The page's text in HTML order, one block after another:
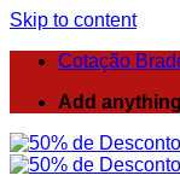
Skip to content
Cotação
Add